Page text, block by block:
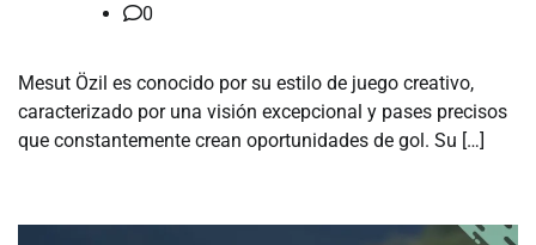
0
Mesut Özil es conocido por su estilo de juego creativo,
caracterizado por una visión excepcional y pases precisos
que constantemente crean oportunidades de gol. Su […]